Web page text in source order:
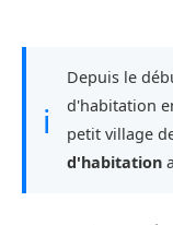
ℹ
Depuis le
d'habitation
petit village
d'habitation